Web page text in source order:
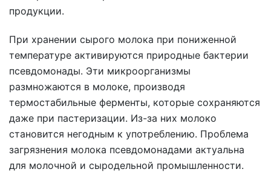
продукции.
При хранении сырого молока при пониженной
температуре активируются природные бактерии
псевдомонады. Эти микроорганизмы
размножаются в молоке, производя
термостабильные ферменты, которые сохраняются
даже при пастеризации. Из-за них молоко
становится негодным к употреблению. Проблема
загрязнения молока псевдомонадами актуальна
для молочной и сыродельной промышленности.